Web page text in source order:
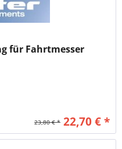
für Fahrtmesser
23,80 € * 22,70 € *